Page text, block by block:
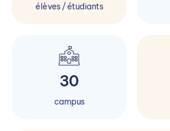
élèves / étudiants
30
campus